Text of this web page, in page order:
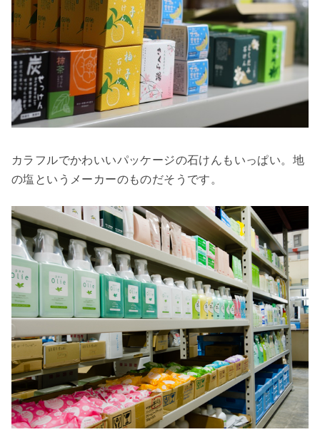
カラフルでかわいいパッケージの石けんもいっぱい。地
の塩というメーカーのものだそうです。